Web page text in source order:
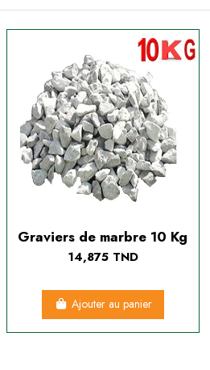
Graviers de marbre 10 Kg
14,875 TND
Ajouter au panier